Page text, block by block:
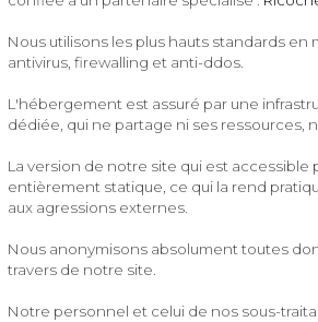
Nous utilisons les plus hauts standards en
antivirus, firewalling et anti-ddos.
L'hébergement est assuré par une
dédiée, qui ne partage ni ses ressources,
La version de notre site qui est accessible
entièrement statique, ce qui la rend
aux agressions externes.
Nous anonymisons absolument toutes
travers de notre site.
Notre personnel et celui de nos sous-